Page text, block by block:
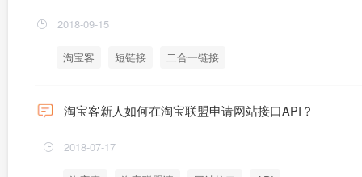
2018-09-15
淘宝客 短链接 二合一链接
淘宝客新人如何在淘宝联盟申请网站接口API？
2018-07-17